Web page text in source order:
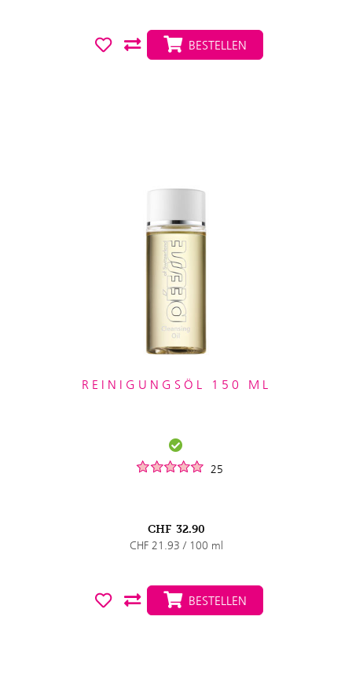
BESTELLEN
REINIGUNGSÖL 150 ML
25
CHF 32.90
CHF 21.93 / 100 ml
BESTELLEN